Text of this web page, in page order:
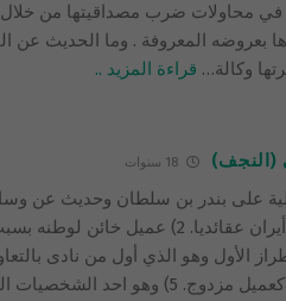
في محاولات ضرب مصداقيتها من
بعروضه المعروفة . وما الحديث عن
وكالة… قراءة المزيد ..
(النجف) 18 سنوات
أيران وسوريا كعميل مزدوج. 5)